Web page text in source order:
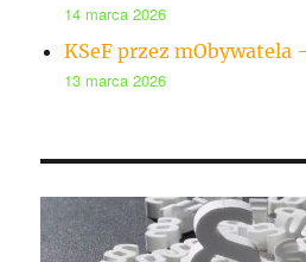
14 marca 2026
KSeF przez mObywatela
13 marca 2026